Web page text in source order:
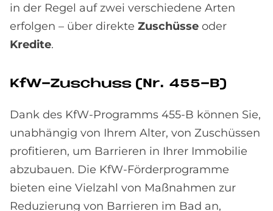
in der Regel auf zwei verschiedene Arten
erfolgen – über direkte Zuschüsse oder
Kredite.
KfW-Zu­schuss (Nr. 455-B)
Dank des KfW-Programms 455-B können Sie,
unabhängig von Ihrem Alter, von Zuschüssen
profitieren, um Barrieren in Ihrer Immobilie
abzubauen. Die KfW-Förderprogramme
bieten eine Vielzahl von Maßnahmen zur
Reduzierung von Barrieren im Bad an,